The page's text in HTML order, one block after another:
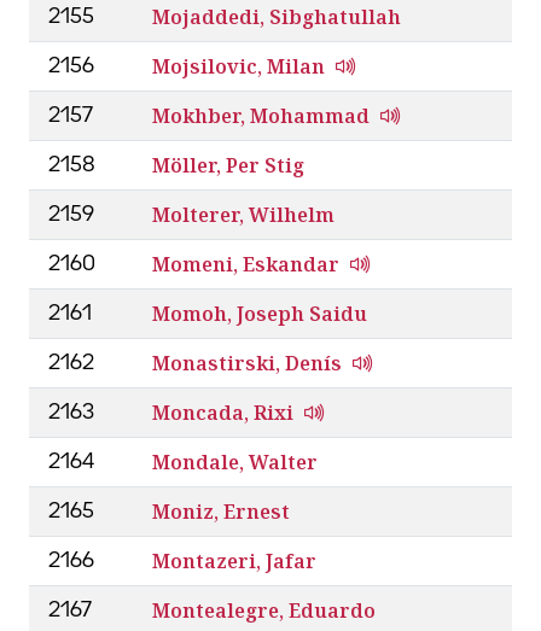
2155 Mojaddedi, Sibghatullah
2156 Mojsilovic, Milan
2157 Mokhber, Mohammad
2158 Möller, Per Stig
2159 Molterer, Wilhelm
2160 Momeni, Eskandar
2161 Momoh, Joseph Saidu
2162 Monastirski, Denís
2163 Moncada, Rixi
2164 Mondale, Walter
2165 Moniz, Ernest
2166 Montazeri, Jafar
2167 Montealegre, Eduardo